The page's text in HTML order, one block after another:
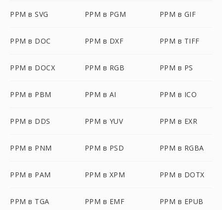
PPM в SVG PPM в PGM PPM в GIF
PPM в DOC PPM в DXF PPM в TIFF
PPM в DOCX PPM в RGB PPM в PS
PPM в PBM PPM в AI PPM в ICO
PPM в DDS PPM в YUV PPM в EXR
PPM в PNM PPM в PSD PPM в RGBA
PPM в PAM PPM в XPM PPM в DOTX
PPM в TGA PPM в EMF PPM в EPUB